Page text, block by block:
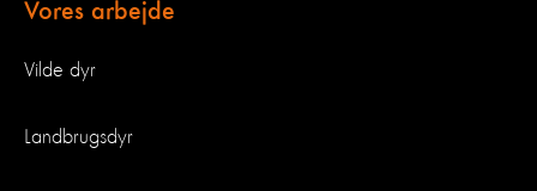
Vores arbejde
Vilde dyr
Landbrugsdyr